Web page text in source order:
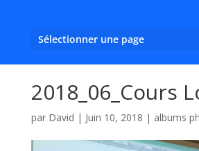
Sélectionner une page
2018_06_Cours
par David | Juin 10, 2018 | albums